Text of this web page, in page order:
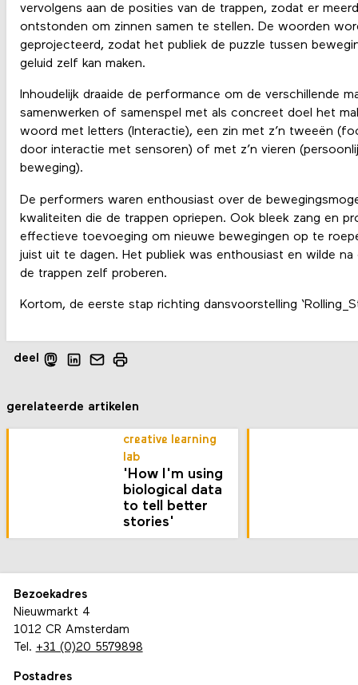
vervolgens aan de posities van de trappen, zodat er
ontstonden om zinnen samen te stellen. De woorden
geprojecteerd, zodat het publiek de puzzle tussen
geluid zelf kan maken.
Inhoudelijk draaide de performance om de verschillende
samenwerken of samenspel met als concreet doel het
woord met letters (Interactie), een zin met z’n tweeën
door interactie met sensoren) of met z’n vieren
beweging).
De performers waren enthousiast over de
kwaliteiten die de trappen opriepen. Ook bleek zang en
effectieve toevoeging om nieuwe bewegingen op te
juist uit te dagen. Het publiek was enthousiast en wilde
de trappen zelf proberen.
Kortom, de eerste stap richting dansvoorstelling
deel
gerelateerde artikelen
creative learning
lab
'How I'm using
biological data
to tell better
stories'
Bezoekadres
Nieuwmarkt 4
1012 CR Amsterdam
Tel. +31 (0)20 5579898
Postadres